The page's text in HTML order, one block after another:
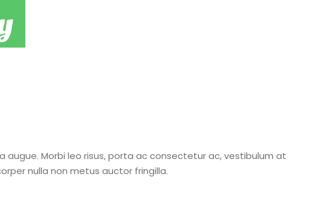
Morbi leo risus, porta ac consectetur ac, vestibulum at
nulla non metus auctor fringilla.